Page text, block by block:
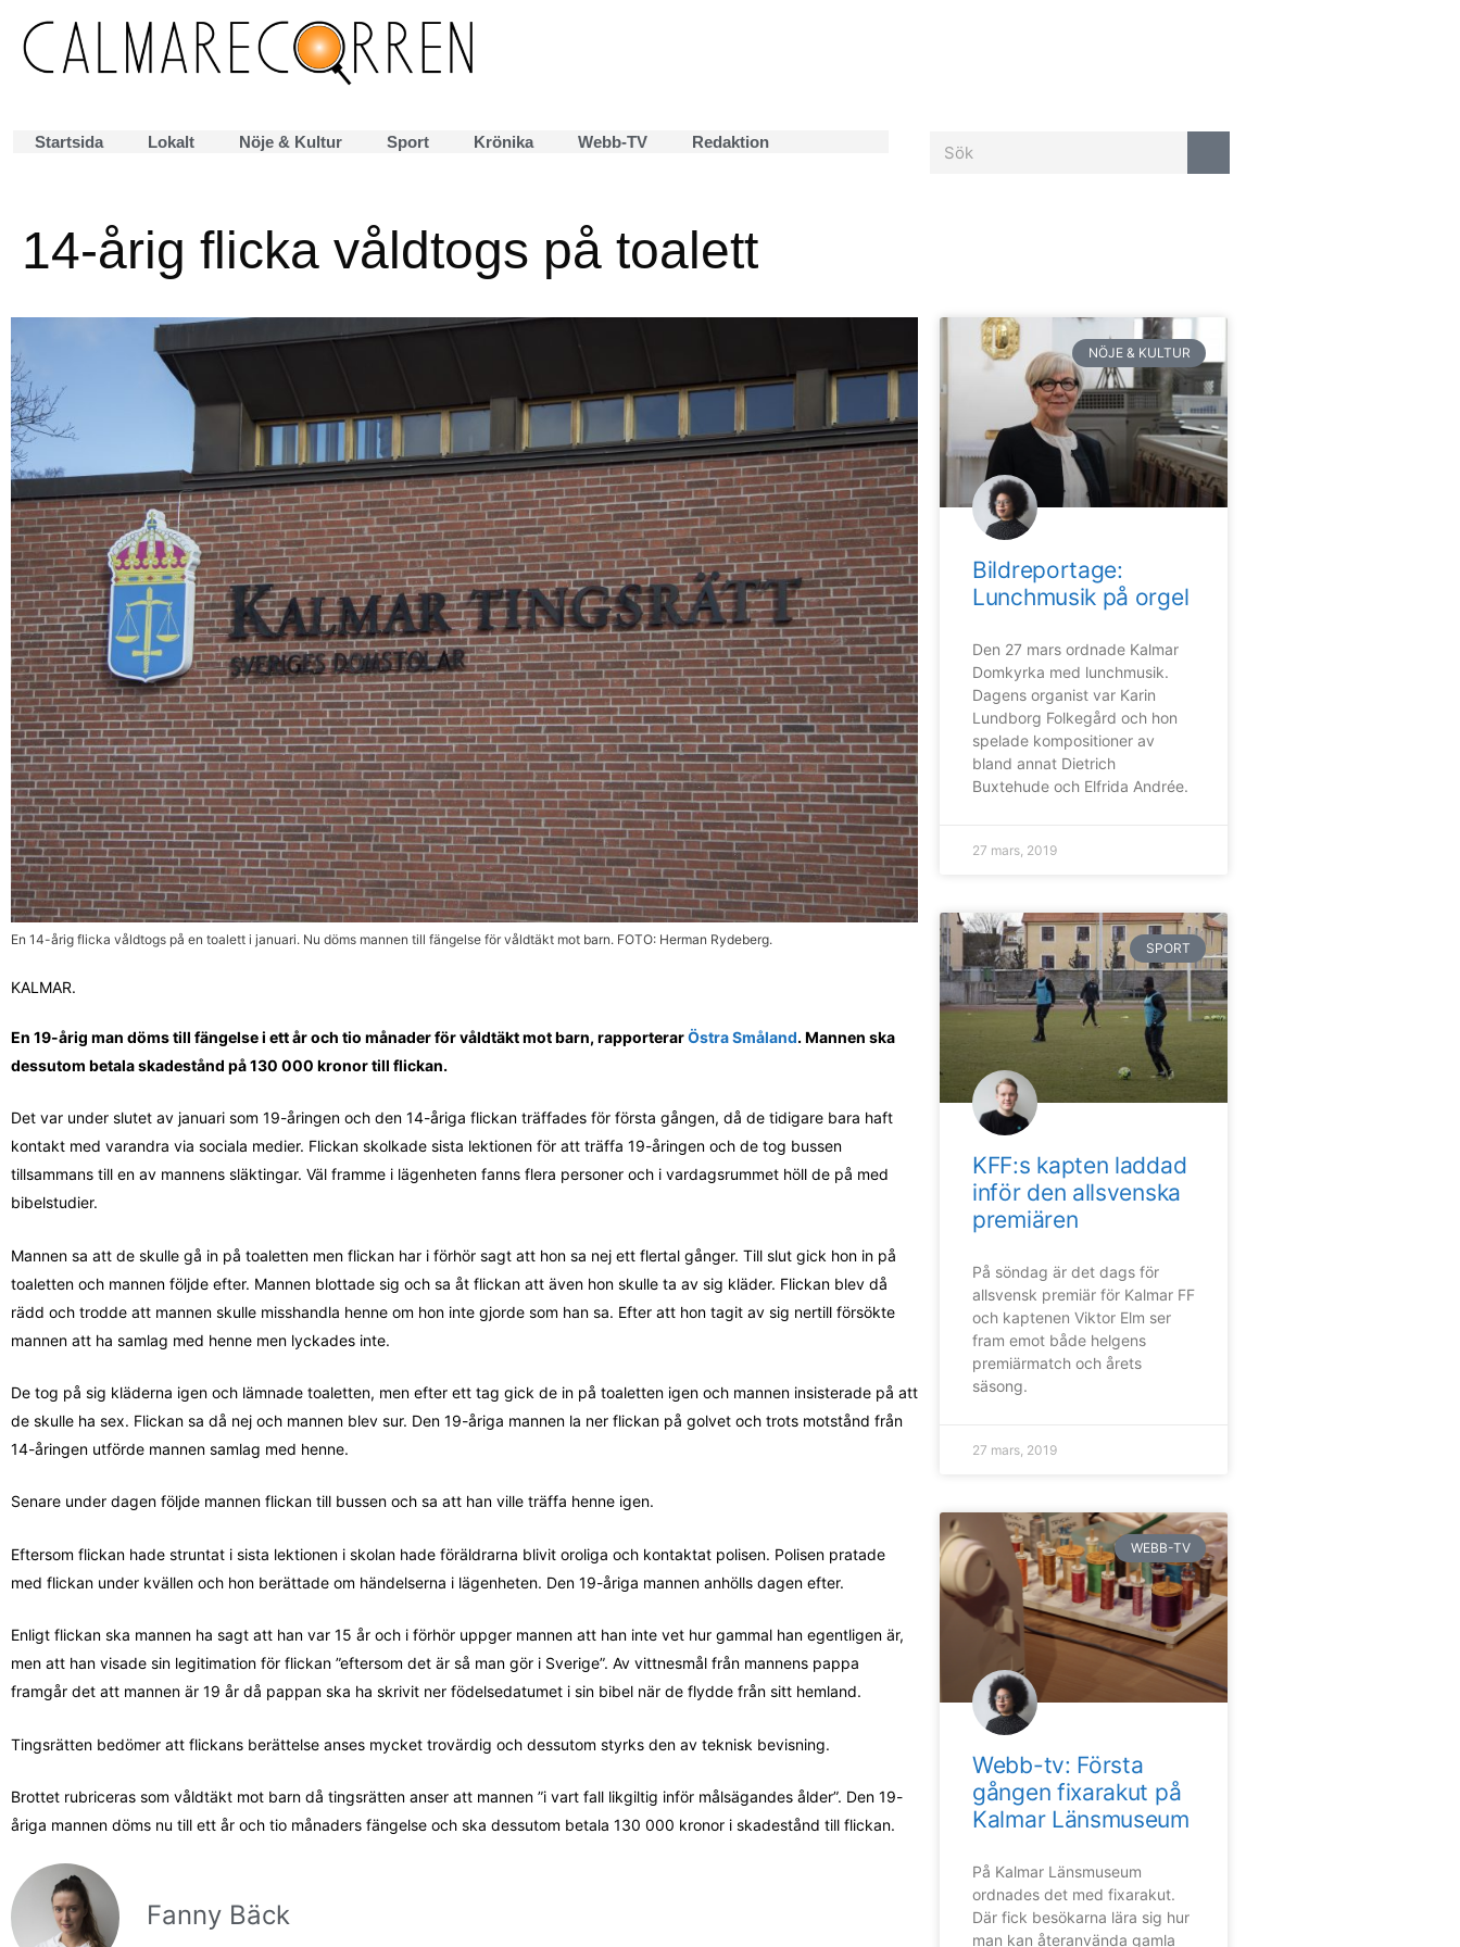
Startsida Lokalt Nöje & Kultur Sport Krönika Webb-TV Redaktion
14-årig flicka våldtogs på toalett
En 14-årig flicka våldtogs på en toalett i januari. Nu döms mannen till fängelse för våldtäkt mot barn. FOTO: Herman Rydeberg.
KALMAR.
En 19-årig man döms till fängelse i ett år och tio månader för våldtäkt mot barn, rapporterarÖstra Småland. Mannen ska
dessutom betala skadestånd på 130 000 kronor till flickan.
Det var under slutet av januari som 19-åringen och den 14-åriga flickan träffades för första gången, då de tidigare bara haft
kontakt med varandra via sociala medier. Flickan skolkade sista lektionen för att träffa 19-åringen och de tog bussen
tillsammans till en av mannens släktingar. Väl framme i lägenheten fanns flera personer och i vardagsrummet höll de på med
bibelstudier.
Mannen sa att de skulle gå in på toaletten men flickan har i förhör sagt att hon sa nej ett flertal gånger. Till slut gick hon in på
toaletten och mannen följde efter. Mannen blottade sig och sa åt flickan att även hon skulle ta av sig kläder. Flickan blev då
rädd och trodde att mannen skulle misshandla henne om hon inte gjorde som han sa. Efter att hon tagit av sig nertill försökte
mannen att ha samlag med henne men lyckades inte.
De tog på sig kläderna igen och lämnade toaletten, men efter ett tag gick de in på toaletten igen och mannen insisterade på att
de skulle ha sex. Flickan sa då nej och mannen blev sur. Den 19-åriga mannen la ner flickan på golvet och trots motstånd från
14-åringen utförde mannen samlag med henne.
Senare under dagen följde mannen flickan till bussen och sa att han ville träffa henne igen.
Eftersom flickan hade struntat i sista lektionen i skolan hade föräldrarna blivit oroliga och kontaktat polisen. Polisen pratade
med flickan under kvällen och hon berättade om händelserna i lägenheten. Den 19-åriga mannen anhölls dagen efter.
Enligt flickan ska mannen ha sagt att han var 15 år och i förhör uppger mannen att han inte vet hur gammal han egentligen är,
men att han visade sin legitimation för flickan ”eftersom det är så man gör i Sverige”. Av vittnesmål från mannens pappa
framgår det att mannen är 19 år då pappan ska ha skrivit ner födelsedatumet i sin bibel när de flydde från sitt hemland.
Tingsrätten bedömer att flickans berättelse anses mycket trovärdig och dessutom styrks den av teknisk bevisning.
Brottet rubriceras som våldtäkt mot barn då tingsrätten anser att mannen ”i vart fall likgiltig inför målsägandes ålder”. Den 19-
åriga mannen döms nu till ett år och tio månaders fängelse och ska dessutom betala 130 000 kronor i skadestånd till flickan.
Fanny Bäck
NÖJE & KULTUR
Bildreportage:
Lunchmusik på orgel
Den 27 mars ordnade Kalmar
Domkyrka med lunchmusik.
Dagens organist var Karin
Lundborg Folkegård och hon
spelade kompositioner av
bland annat Dietrich
Buxtehude och Elfrida Andrée.
27 mars, 2019
SPORT
KFF:s kapten laddad
inför den allsvenska
premiären
På söndag är det dags för
allsvensk premiär för Kalmar FF
och kaptenen Viktor Elm ser
fram emot både helgens
premiärmatch och årets
säsong.
27 mars, 2019
WEBB-TV
Webb-tv: Första
gången fixarakut på
Kalmar Länsmuseum
På Kalmar Länsmuseum
ordnades det med fixarakut.
Där fick besökarna lära sig hur
man kan återanvända gamla